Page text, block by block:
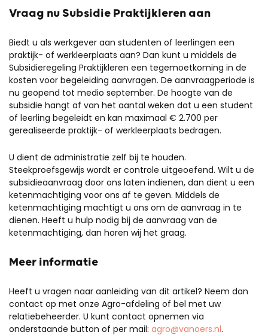
Vraag nu Subsidie Praktijkleren aan
Biedt u als werkgever aan studenten of leerlingen een
praktijk- of werkleerplaats aan? Dan kunt u middels de
Subsidieregeling Praktijkleren een tegemoetkoming in de
kosten voor begeleiding aanvragen. De aanvraagperiode is
nu geopend tot medio september. De hoogte van de
subsidie hangt af van het aantal weken dat u een student
of leerling begeleidt en kan maximaal € 2.700 per
gerealiseerde praktijk- of werkleerplaats bedragen.
U dient de administratie zelf bij te houden.
Steekproefsgewijs wordt er controle uitgeoefend. Wilt u de
subsidieaanvraag door ons laten indienen, dan dient u een
ketenmachtiging voor ons af te geven. Middels de
ketenmachtiging machtigt u ons om de aanvraag in te
dienen. Heeft u hulp nodig bij de aanvraag van de
ketenmachtiging, dan horen wij het graag.
Meer informatie
Heeft u vragen naar aanleiding van dit artikel? Neem dan
contact op met onze Agro-afdeling of bel met uw
relatiebeheerder. U kunt contact opnemen via
onderstaande button of per mail: agro@vanoers.nl.